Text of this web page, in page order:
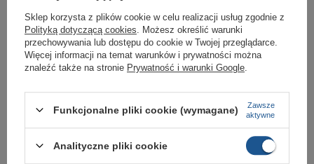
Kupując w naszym sklepie internetowym masz gwarancję, że towar jest
oryginalny i pochodzi z oficjalnej sieci dystrybucyjnej.
W ciągu 30 dni możesz dokonać zwrotu bądź wymiany towaru bez
podania przyczyny.
Marka Lee Cooper
Sklep korzysta z plików cookie w celu realizacji usług zgodnie z
Polityką dotyczącą cookies . Możesz określić warunki
przechowywania lub dostępu do cookie w Twojej przeglądarce.
Więcej informacji na temat warunków i prywatności można
znaleźć także na stronie Prywatność i warunki Google
Funkcjonalne pliki cookie (wymagane)
Zawsze
aktywne
Analityczne pliki cookie